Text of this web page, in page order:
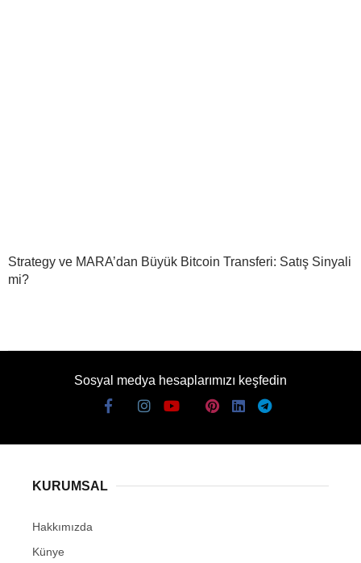
Strategy ve MARA’dan Büyük Bitcoin Transferi: Satış Sinyali
mi?
Sosyal medya hesaplarımızı keşfedin
KURUMSAL
Hakkımızda
Künye